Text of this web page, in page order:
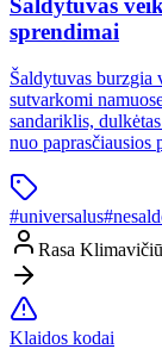
Šaldytuvas
sprendimai
Šaldytuvas burzgia
sutvarkomi
sandariklis,
nuo paprasčiausios
#universalus#
Rasa
Klaidos kodai